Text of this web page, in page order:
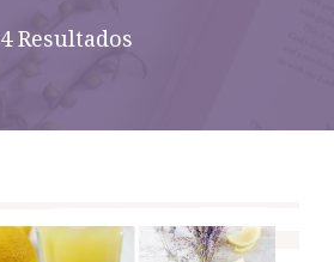
4 Resultados